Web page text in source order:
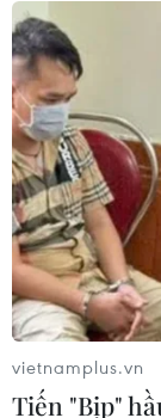
vietnamplus.vn
Tiến "Bịp"